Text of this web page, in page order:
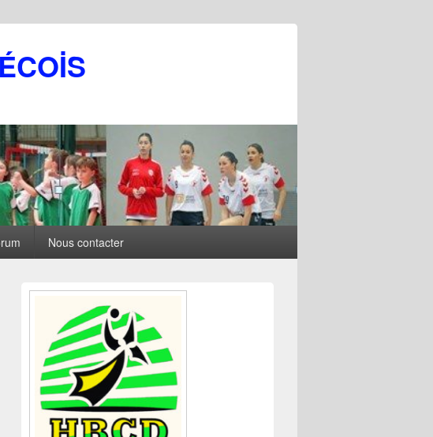
Nous contacter
Zone
barre
latérale